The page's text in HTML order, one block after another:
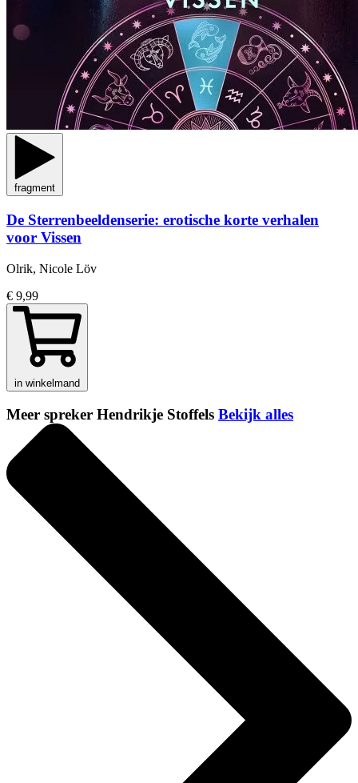
fragment
De Sterrenbeeldenserie: erotische korte verhalen
voor Vissen
Olrik, Nicole Löv
€ 9,99
in winkelmand
Meer spreker Hendrikje Stoffels Bekijk alles